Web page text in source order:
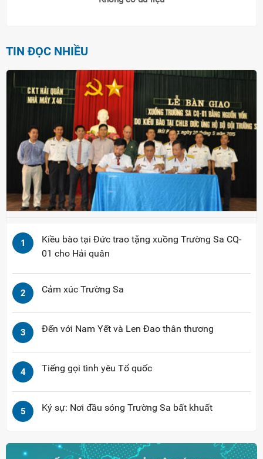
TIN ĐỌC NHIỀU
1
Kiều bào tại Đức trao tặng xuồng Trường Sa CQ-
01 cho Hải quân
2 Cảm xúc Trường Sa
3 Đến với Nam Yết và Len Đao thân thương
4 Tiếng gọi tình yêu Tổ quốc
5 Ký sự: Nơi đầu sóng Trường Sa bất khuất